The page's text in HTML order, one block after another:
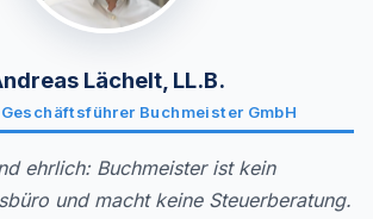
Lächelt, LL.B.
Buchmeister GmbH
ehrlich: Buchmeister ist kein
und macht keine Steuerberatung.